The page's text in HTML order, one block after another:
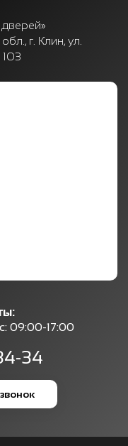
г. Клин, ул.
103
09:00-17:00
34